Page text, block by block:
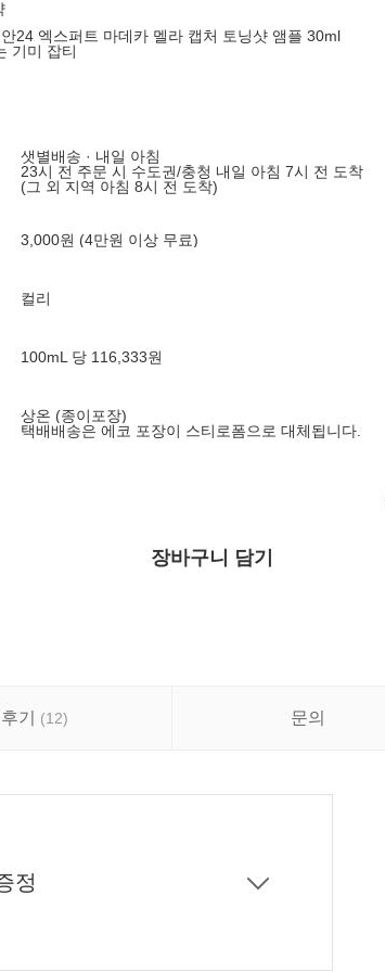
24 엑스퍼트 마데카 멜라 캡처 토닝샷 앰플 30ml
기미 잡티
샛별배송 · 내일 아침
23시 전 주문 시 수도권/충청 내일 아침 7시 전 도착
(그 외 지역 아침 8시 전 도착)
3,000원 (4만원 이상 무료)
컬리
100mL 당 116,333원
상온 (종이포장)
택배배송은 에코 포장이 스티로폼으로 대체됩니다.
장바구니 담기
후기 (12) 문의
정